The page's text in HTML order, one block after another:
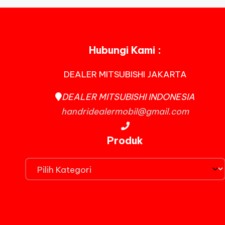
Hubungi Kami :
DEALER MITSUBISHI JAKARTA
DEALER MITSUBISHI INDONESIA
handridealermobil@gmail.com
Produk
Produk